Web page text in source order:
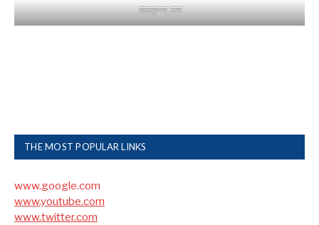
बालकृष्ण-सम
THE MOST POPULAR LINKS
www.google.com
www.youtube.com
www.twitter.com